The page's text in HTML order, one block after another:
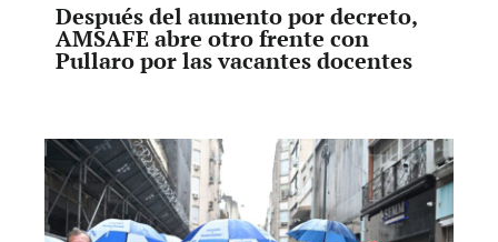
Después del aumento por decreto,
AMSAFE abre otro frente con
Pullaro por las vacantes docentes